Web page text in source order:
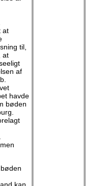
at
til,
at
af
havde
bøden
kan